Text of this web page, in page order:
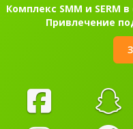
Комплекс SMM и SERM
Привлечение